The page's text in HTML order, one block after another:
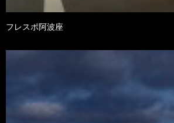
フレスポ阿波座